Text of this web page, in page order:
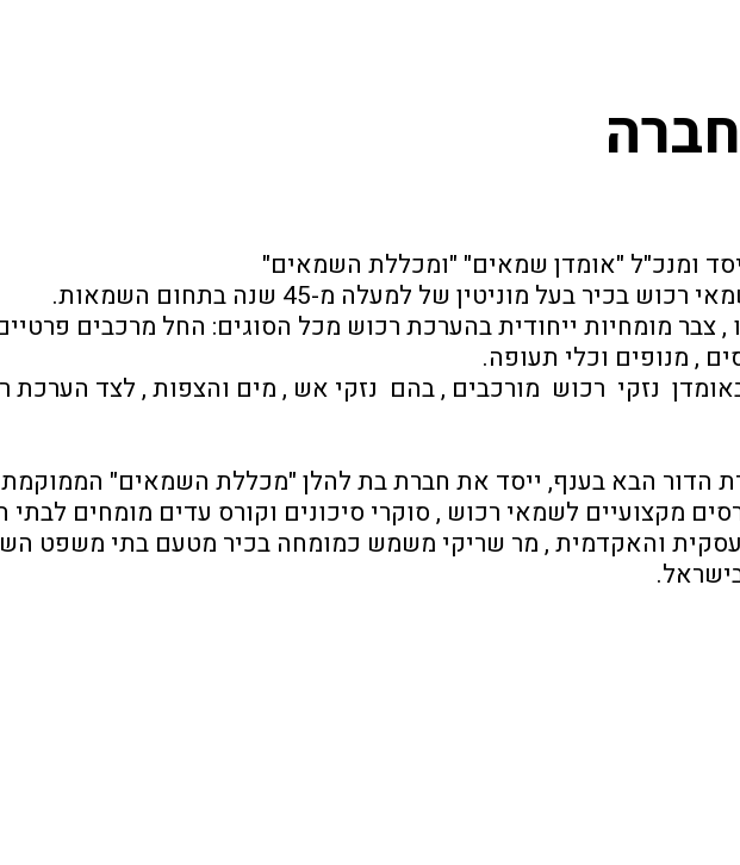
ומנכ"ל "אומדן שמאים" "ומכללת השמאים"
בכיר בעל מוניטין של למעלה מ-45 שנה בתחום השמאות.
, מנופים וכלי תעופה.
הדור הבא בענף, ייסד את חברת בת להלן "מכללת השמאים"
מקצועיים לשמאי רכוש , סוקרי סיכונים וקורס עדים מומחים